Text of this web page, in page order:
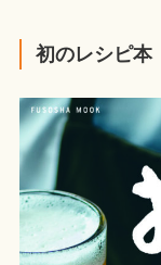
初のレシピ本